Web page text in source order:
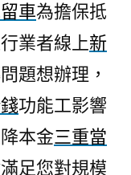
車為擔保抵
業者線上新
題想辦理，
功能工影響
本金三重當
足您對規模